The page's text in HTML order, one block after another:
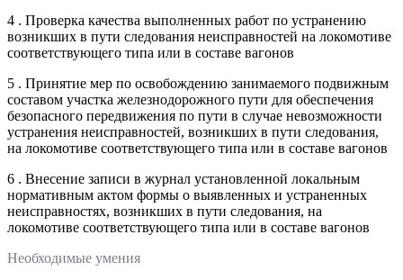
4 . Проверка качества выполненных работ по устранению
возникших в пути следования неисправностей на локомотиве
соответствующего типа или в составе вагонов
5 . Принятие мер по освобождению занимаемого подвижным
составом участка железнодорожного пути для обеспечения
безопасного передвижения по пути в случае невозможности
устранения неисправностей, возникших в пути следования,
на локомотиве соответствующего типа или в составе вагонов
6 . Внесение записи в журнал установленной локальным
нормативным актом формы о выявленных и устраненных
неисправностях, возникших в пути следования, на
локомотиве соответствующего типа или в составе вагонов
Необходимые умения